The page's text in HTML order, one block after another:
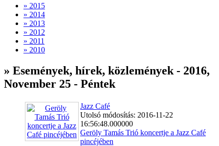
» 2015
» 2014
» 2013
» 2012
» 2011
» 2010
» Események, hírek, közlemények - 2016,
November 25 - Péntek
Jazz Café
Utolsó módosítás: 2016-11-22
16:56:48.000000
Geröly Tamás Trió koncertje a Jazz Café
pincéjében